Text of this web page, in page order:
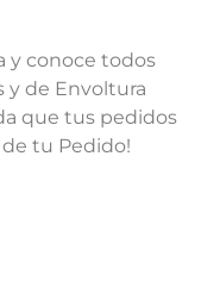
y conoce todos
y de Envoltura
que tus pedidos
tu Pedido!